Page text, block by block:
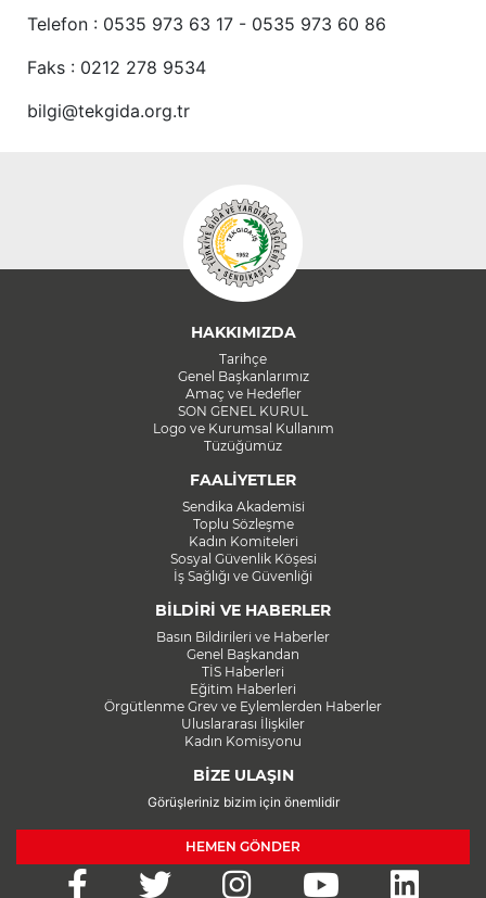
Telefon : 0535 973 63 17 - 0535 973 60 86
Faks : 0212 278 9534
bilgi@tekgida.org.tr
HAKKIMIZDA
Tarihçe
Genel Başkanlarımız
Amaç ve Hedefler
SON GENEL KURUL
Logo ve Kurumsal Kullanım
Tüzüğümüz
FAALİYETLER
Sendika Akademisi
Toplu Sözleşme
Kadın Komiteleri
Sosyal Güvenlik Köşesi
İş Sağlığı ve Güvenliği
BİLDİRİ VE HABERLER
Basın Bildirileri ve Haberler
Genel Başkandan
TİS Haberleri
Eğitim Haberleri
Örgütlenme Grev ve Eylemlerden Haberler
Uluslararası İlişkiler
Kadın Komisyonu
BİZE ULAŞIN
Görüşleriniz bizim için önemlidir
HEMEN GÖNDER